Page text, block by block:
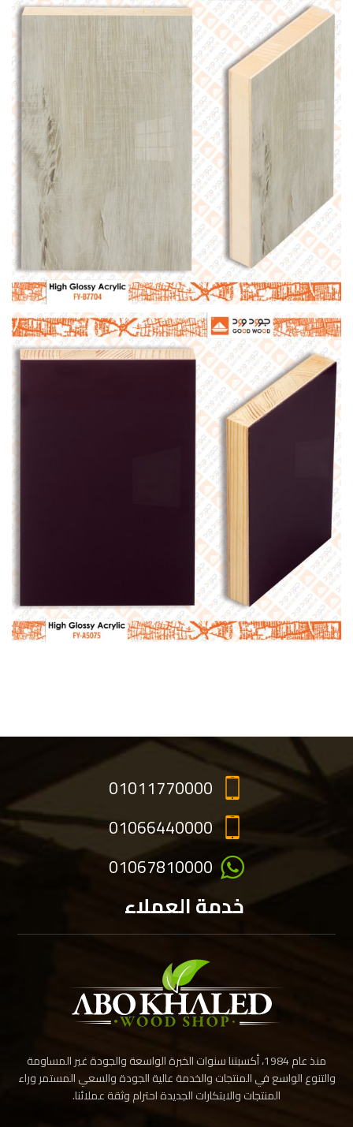
01011770000
01066440000
01067810000
خدمة العملاء
منذ عام 1984، أكسبتنا سنوات الخبرة الواسعة والجودة غير المساومة
والتنوع الواسع في المنتجات والخدمة عالية الجودة والسعي المستمر وراء
المنتجات والابتكارات الجديدة احترام وثقة عملائنا.